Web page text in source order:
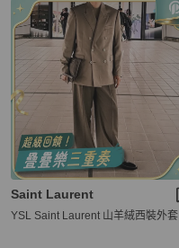
Saint Laurent
YSL Saint Laurent 山羊絨西裝外套